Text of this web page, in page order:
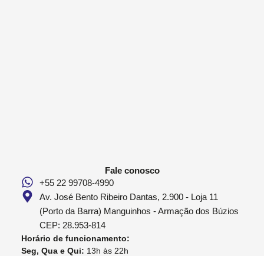
Fale conosco
+55 22 99708-4990
Av. José Bento Ribeiro Dantas, 2.900 - Loja 11
(Porto da Barra) Manguinhos - Armação dos Búzios
CEP: 28.953-814
Horário de funcionamento:
Seg, Qua e Qui: 13h às 22h